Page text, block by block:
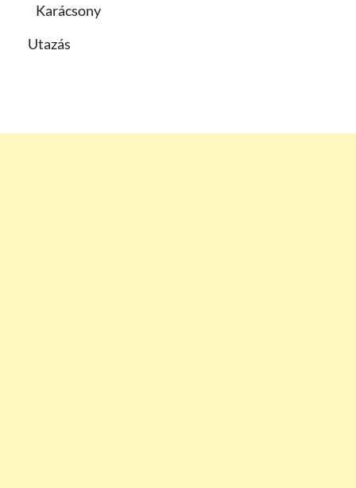
Karácsony
Utazás